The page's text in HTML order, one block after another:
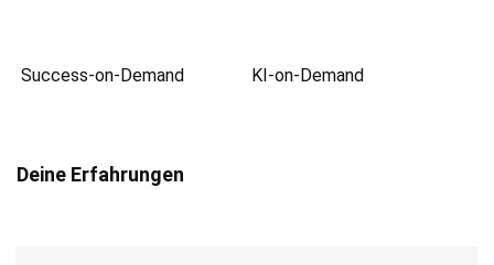
Success-on-Demand KI-on-Demand
Deine Erfahrungen